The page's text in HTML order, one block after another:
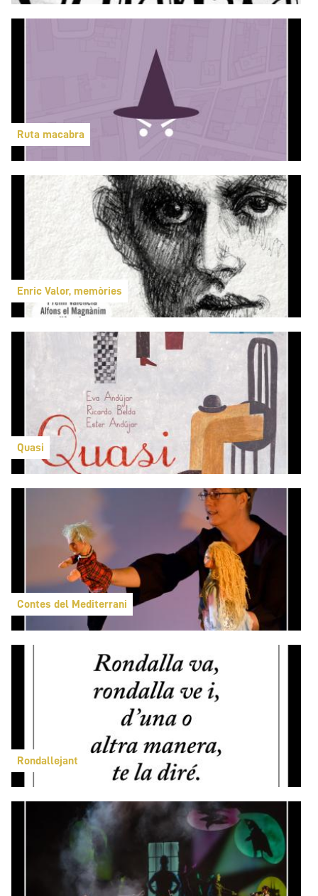
Ruta macabra
Enric Valor, memòries
Quasi
Contes del Mediterrani
Rondallejant